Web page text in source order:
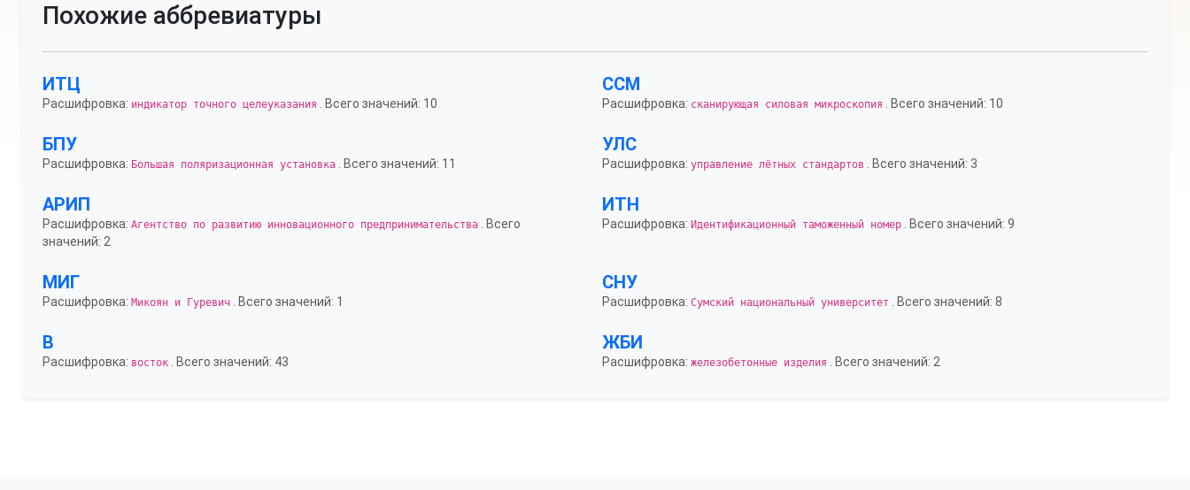
Похожие аббревиатуры
ИТЦ
Расшифровка: индикатор точного целеуказания . Всего значений: 10
ССМ
Расшифровка: сканирующая силовая микроскопия . Всего значений: 10
БПУ
Расшифровка: Большая поляризационная установка . Всего значений: 11
УЛС
Расшифровка: управление лётных стандартов . Всего значений: 3
АРИП
Расшифровка: Агентство по развитию инновационного предпринимательства . Всего
значений: 2
ИТН
Расшифровка: Идентификационный таможенный номер . Всего значений: 9
МИГ
Расшифровка: Микоян и Гуревич . Всего значений: 1
СНУ
Расшифровка: Сумский национальный университет . Всего значений: 8
В
Расшифровка: восток . Всего значений: 43
ЖБИ
Расшифровка: железобетонные изделия . Всего значений: 2